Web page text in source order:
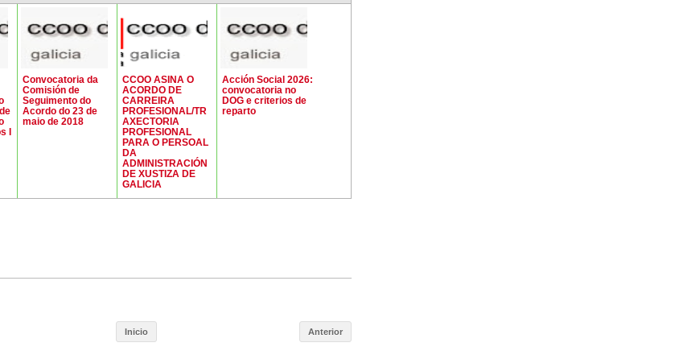
I
Convocatoria da
Comisión de
Seguimento do
Acordo do 23 de
maio de 2018
CCOO ASINA O
ACORDO DE
CARREIRA
PROFESIONAL/TR
AXECTORIA
PROFESIONAL
PARA O PERSOAL
DA
ADMINISTRACIÓN
DE XUSTIZA DE
GALICIA
Acción Social 2026:
convocatoria no
DOG e criterios de
reparto
Anterior
Inicio